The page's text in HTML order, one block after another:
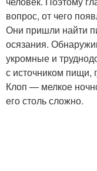
вопрос, от чего
Они пришли найти
осязания.
укромные и
с источником пищи,
Клоп — мелкое
его столь сложно.